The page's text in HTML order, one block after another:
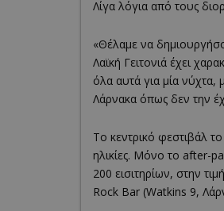
Λίγα λόγια από τους
«Θέλαμε να
Λαϊκή Γειτονιά έχει
όλα αυτά για μία νύχτα,
Λάρνακα όπως δεν την
Το κεντρικό φεστιβάλ
ηλικίες. Μόνο το after-
200 εισιτηρίων, στην
Rock Bar (Watkins 9,